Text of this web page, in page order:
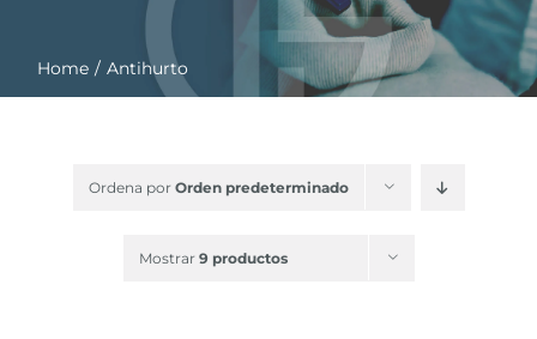
RFID Soluciones
Home Antihurto
Ordena por Orden predeterminado
Mostrar 9 productos